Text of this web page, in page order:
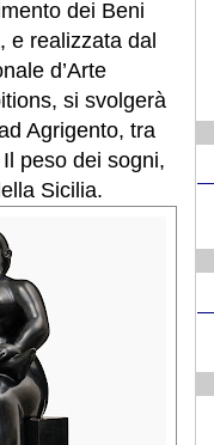
dei Beni
e realizzata dal
d’Arte
si svolgerà
Agrigento, tra
peso dei sogni,
Sicilia.